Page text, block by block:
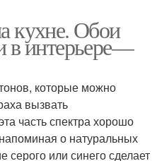
кухне. Обои
в интерьере—
которые можно
вызвать
часть спектра хорошо
о натуральных
серого или синего сделает